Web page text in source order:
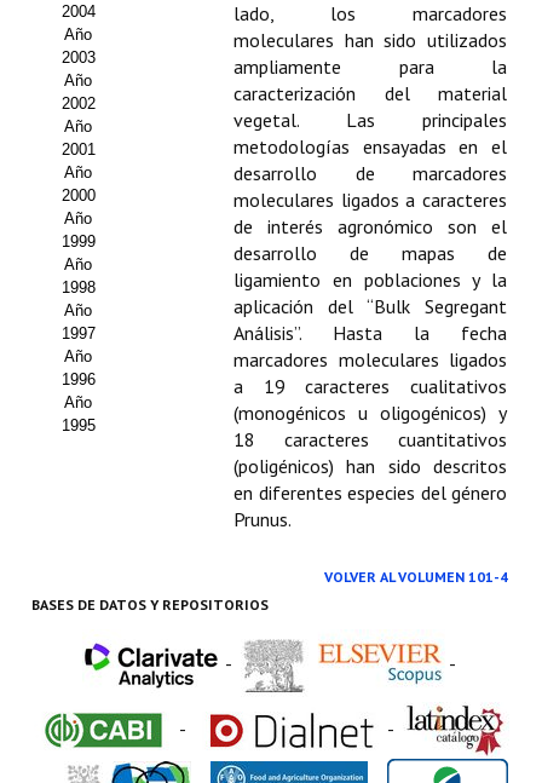
2004
Año
2003
Año
2002
Año
2001
Año
2000
Año
1999
Año
1998
Año
1997
Año
1996
Año
1995
lado, los marcadores
moleculares han sido utilizados
ampliamente para la
caracterización del material
vegetal. Las principales
metodologías ensayadas en el
desarrollo de marcadores
moleculares ligados a caracteres
de interés agronómico son el
desarrollo de mapas de
ligamiento en poblaciones y la
aplicación del “Bulk Segregant
Análisis”. Hasta la fecha
marcadores moleculares ligados
a 19 caracteres cualitativos
(monogénicos u oligogénicos) y
18 caracteres cuantitativos
(poligénicos) han sido descritos
en diferentes especies del género
Prunus.
VOLVER AL VOLUMEN 101-4
BASES DE DATOS Y REPOSITORIOS
- -
- -